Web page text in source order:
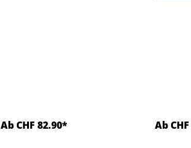
Ab CHF 82.90* Ab